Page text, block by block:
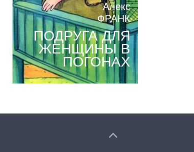
Алекс
ФРАНК
ПОДРУГА ДЛЯ
ЖЕНЩИНЫ В
ПОГОНАХ